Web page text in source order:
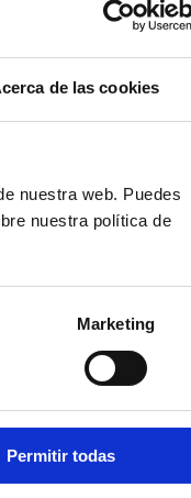
de las cookies
nuestra web. Puedes
nuestra política de
Marketing
Permitir todas
comprobar si tu
de respuesta